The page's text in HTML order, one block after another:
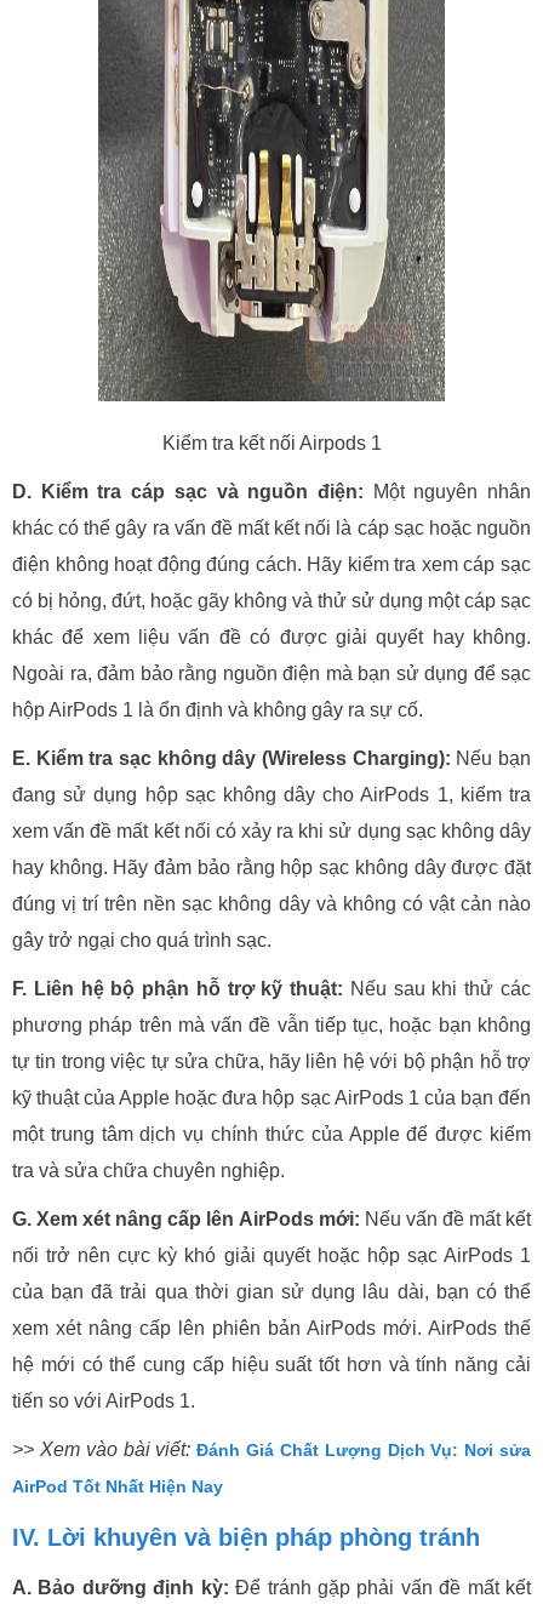
Kiểm tra kết nối Airpods 1
D. Kiểm tra cáp sạc và nguồn điện: Một nguyên nhân
khác có thể gây ra vấn đề mất kết nối là cáp sạc hoặc nguồn
điện không hoạt động đúng cách. Hãy kiểm tra xem cáp sạc
có bị hỏng, đứt, hoặc gãy không và thử sử dụng một cáp sạc
khác để xem liệu vấn đề có được giải quyết hay không.
Ngoài ra, đảm bảo rằng nguồn điện mà bạn sử dụng để sạc
hộp AirPods 1 là ổn định và không gây ra sự cố.
E. Kiểm tra sạc không dây (Wireless Charging): Nếu bạn
đang sử dụng hộp sạc không dây cho AirPods 1, kiểm tra
xem vấn đề mất kết nối có xảy ra khi sử dụng sạc không dây
hay không. Hãy đảm bảo rằng hộp sạc không dây được đặt
đúng vị trí trên nền sạc không dây và không có vật cản nào
gây trở ngại cho quá trình sạc.
F. Liên hệ bộ phận hỗ trợ kỹ thuật: Nếu sau khi thử các
phương pháp trên mà vấn đề vẫn tiếp tục, hoặc bạn không
tự tin trong việc tự sửa chữa, hãy liên hệ với bộ phận hỗ trợ
kỹ thuật của Apple hoặc đưa hộp sạc AirPods 1 của bạn đến
một trung tâm dịch vụ chính thức của Apple để được kiểm
tra và sửa chữa chuyên nghiệp.
G. Xem xét nâng cấp lên AirPods mới: Nếu vấn đề mất kết
nối trở nên cực kỳ khó giải quyết hoặc hộp sạc AirPods 1
của bạn đã trải qua thời gian sử dụng lâu dài, bạn có thể
xem xét nâng cấp lên phiên bản AirPods mới. AirPods thế
hệ mới có thể cung cấp hiệu suất tốt hơn và tính năng cải
tiến so với AirPods 1.
>> Xem vào bài viết: Đánh Giá Chất Lượng Dịch Vụ: Nơi sửa
AirPod Tốt Nhất Hiện Nay
IV. Lời khuyên và biện pháp phòng tránh
A. Bảo dưỡng định kỳ: Để tránh gặp phải vấn đề mất kết